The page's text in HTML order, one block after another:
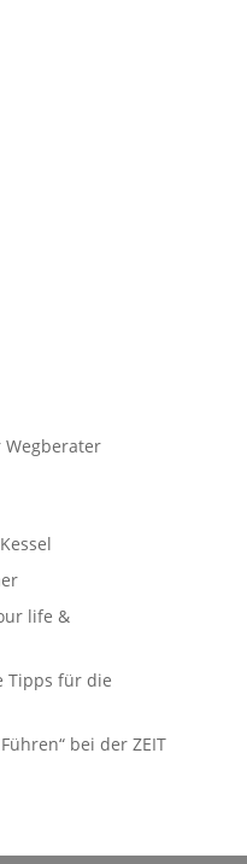
life &
Tipps für die
bei der ZEIT